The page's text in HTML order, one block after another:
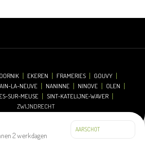
2 werkdagen
EKEREN FRAMERIES
GOUVY
LA-NEUVE NANINNE NINOVE
OLEN
SUR-MEUSE
SINT-KATELIJNE-WAVER
ZWIJNDRECHT
© 2026 Oh'Green